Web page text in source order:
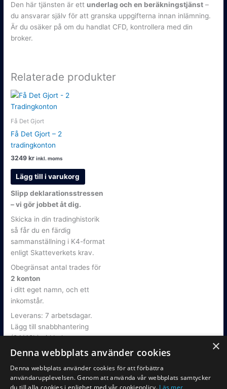
Den här tjänsten är ett underlag och en beräkningstjänst –
du ansvarar själv för att granska uppgifterna innan inlämning.
Är du osäker på om du handlat CFD, kontrollera med din
broker.
Relaterade produkter
Få Det Gjort
Få Det Gjort – 2
tradingkonton
3249kr inkl. moms
Lägg till i varukorg
Slipp deklarationsstressen
– vi gör jobbet åt dig.
Skicka in din tradinghistorik
så får du en färdig
sammanställning i K4-format
enligt Skatteverkets krav.
Obegränsat antal trades för
2 konton
i ditt eget namn, och ett
inkomstår.
Leverans: 7 arbetsdagar.
Lägg till snabbhantering
(24/48h) vid behov.
×
Denna webbplats använder cookies
Denna webbplats använder cookies för att förbättra
användarupplevelsen. Genom att använda vår webbplats samtycker
du till alla cookies i enlighet med vår cookiepolicy. Läs mer